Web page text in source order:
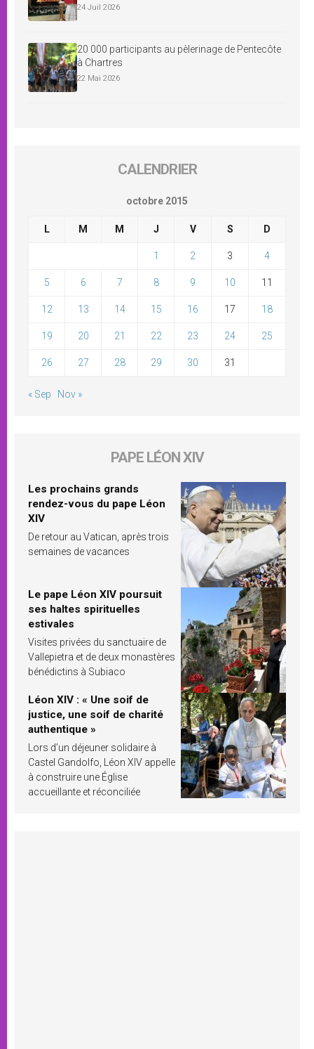
24 Juil 2026
20 000 participants au pèlerinage de Pentecôte
à Chartres
22 Mai 2026
CALENDRIER
octobre 2015
L M M J V S D
1 2 3 4
5 6 7 8 9 10 11
12 13 14 15 16 17 18
19 20 21 22 23 24 25
26 27 28 29 30 31
« Sep Nov »
PAPE LÉON XIV
Les prochains grands
rendez-vous du pape Léon
XIV
De retour au Vatican, après trois
semaines de vacances
Le pape Léon XIV poursuit
ses haltes spirituelles
estivales
Visites privées du sanctuaire de
Vallepietra et de deux monastères
bénédictins à Subiaco
Léon XIV : « Une soif de
justice, une soif de charité
authentique »
Lors d’un déjeuner solidaire à
Castel Gandolfo, Léon XIV appelle
à construire une Église
accueillante et réconciliée